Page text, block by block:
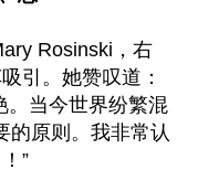
Rosinski，右
引。她赞叹道：
。当今世界纷繁混
的原则。我非常认
”